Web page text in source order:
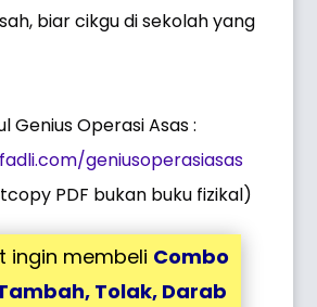
biar cikgu di sekolah yang
Genius Operasi Asas :
geniusoperasiasas
PDF bukan buku fizikal)
ingin membeli Combo
Tolak, Darab